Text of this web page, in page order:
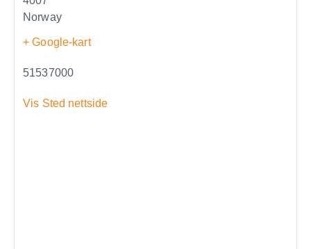
Norway
+ Google-kart
51537000
Vis Sted nettside